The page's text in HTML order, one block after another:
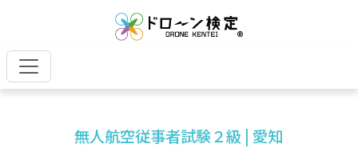
無人航空従事者試験２級 | 愛知